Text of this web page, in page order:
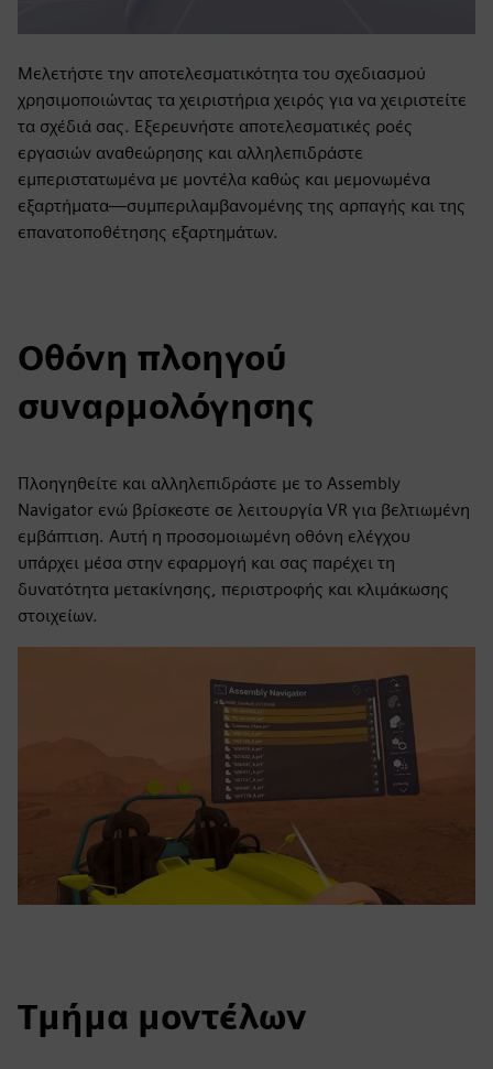
Μελετήστε την αποτελεσματικότητα του σχεδιασμού
χρησιμοποιώντας τα χειριστήρια χειρός για να χειριστείτε
τα σχέδιά σας. Εξερευνήστε αποτελεσματικές ροές
εργασιών αναθεώρησης και αλληλεπιδράστε
εμπεριστατωμένα με μοντέλα καθώς και μεμονωμένα
εξαρτήματα—συμπεριλαμβανομένης της αρπαγής και της
επανατοποθέτησης εξαρτημάτων.
Οθόνη πλοηγού
συναρμολόγησης
Πλοηγηθείτε και αλληλεπιδράστε με το Assembly
Navigator ενώ βρίσκεστε σε λειτουργία VR για βελτιωμένη
εμβάπτιση. Αυτή η προσομοιωμένη οθόνη ελέγχου
υπάρχει μέσα στην εφαρμογή και σας παρέχει τη
δυνατότητα μετακίνησης, περιστροφής και κλιμάκωσης
στοιχείων.
Τμήμα μοντέλων